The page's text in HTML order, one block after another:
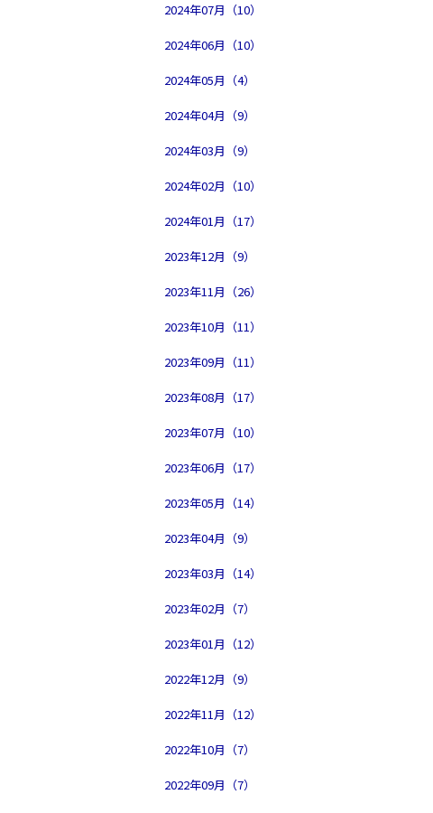
2024年07月（10）
2024年06月（10）
2024年05月（4）
2024年04月（9）
2024年03月（9）
2024年02月（10）
2024年01月（17）
2023年12月（9）
2023年11月（26）
2023年10月（11）
2023年09月（11）
2023年08月（17）
2023年07月（10）
2023年06月（17）
2023年05月（14）
2023年04月（9）
2023年03月（14）
2023年02月（7）
2023年01月（12）
2022年12月（9）
2022年11月（12）
2022年10月（7）
2022年09月（7）